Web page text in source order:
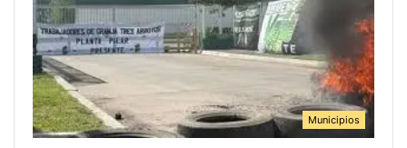
Municipios